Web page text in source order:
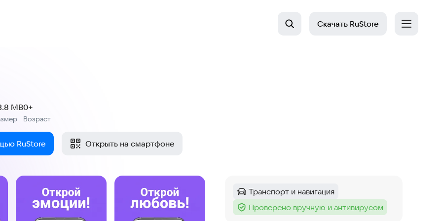
Скачать RuStore
MB
Возраст
0+
RuStore Открыть на смартфоне
Категория:
Транспорт и навигация
Тег :
Проверено вручную и антивирусом